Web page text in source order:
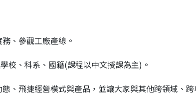
、參觀工廠產線。
校、科系、國籍(課程以中文授課為主)。
、飛捷經營模式與產品，並讓大家與其他跨領域、